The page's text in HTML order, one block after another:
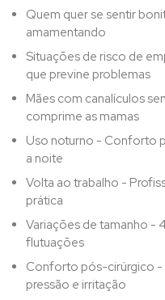
Quem quer se sentir
amamentando
Situações de risco de
que previne problemas
Mães com canalículos
comprime as mamas
Uso noturno - Conforto
a noite
Volta ao trabalho -
prática
Variações de tamanho -
flutuações
Conforto pós-cirúrgico -
pressão e irritação